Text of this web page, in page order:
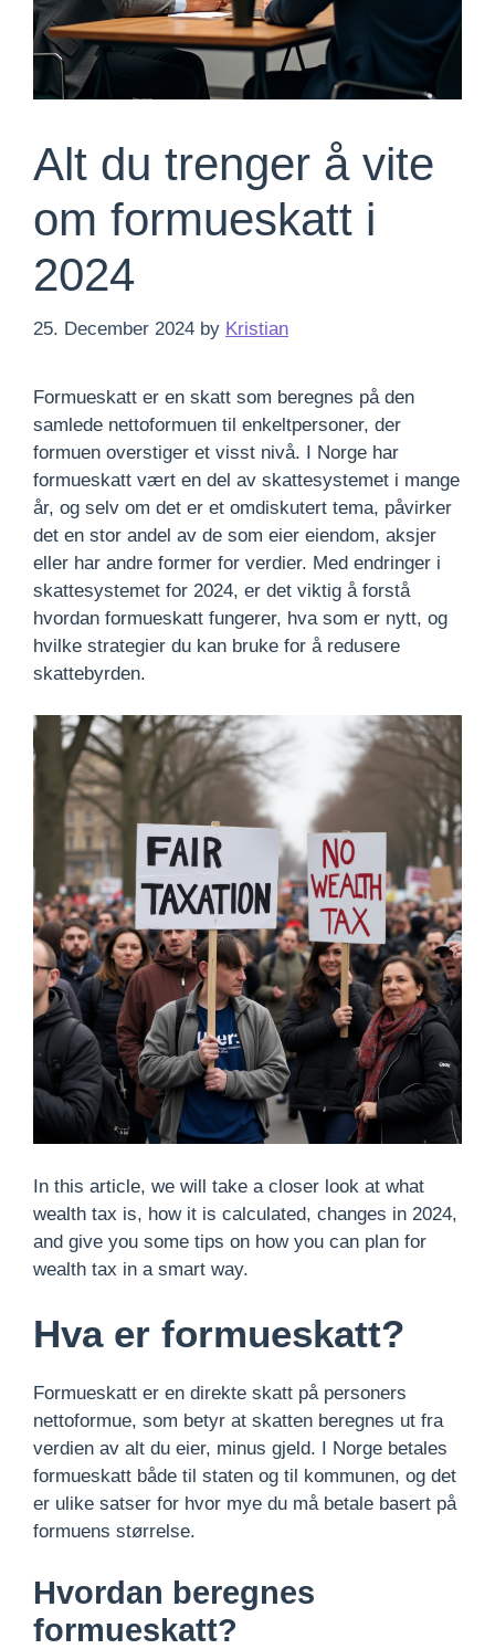
Alt du trenger å vite
om formueskatt i
2024
25. December 2024 by Kristian
Formueskatt er en skatt som beregnes på den
samlede nettoformuen til enkeltpersoner, der
formuen overstiger et visst nivå. I Norge har
formueskatt vært en del av skattesystemet i mange
år, og selv om det er et omdiskutert tema, påvirker
det en stor andel av de som eier eiendom, aksjer
eller har andre former for verdier. Med endringer i
skattesystemet for 2024, er det viktig å forstå
hvordan formueskatt fungerer, hva som er nytt, og
hvilke strategier du kan bruke for å redusere
skattebyrden.
In this article, we will take a closer look at what
wealth tax is, how it is calculated, changes in 2024,
and give you some tips on how you can plan for
wealth tax in a smart way.
Hva er formueskatt?
Formueskatt er en direkte skatt på personers
nettoformue, som betyr at skatten beregnes ut fra
verdien av alt du eier, minus gjeld. I Norge betales
formueskatt både til staten og til kommunen, og det
er ulike satser for hvor mye du må betale basert på
formuens størrelse.
Hvordan beregnes
formueskatt?